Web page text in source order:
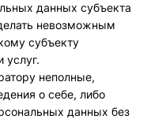
данных субъекта
невозможным
субъекту
услуг.
неполные,
о себе, либо
данных без